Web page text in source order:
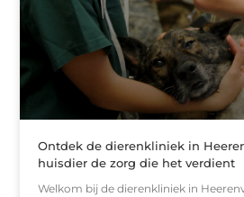
Ontdek de dierenkliniek in
huisdier de zorg die het verdient
Welkom bij de dierenkliniek in